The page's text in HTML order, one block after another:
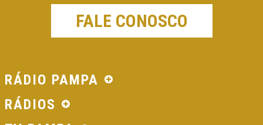
FALE CONOSCO
RÁDIO PAMPA
RÁDIOS